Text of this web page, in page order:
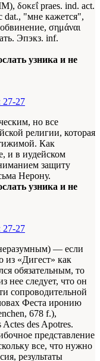
δοκεΐ praes. ind. act.
dat., "мне кажется",
σημάναι
Эпэкз. inf.
узника и не
27-27
но все
религии, которая
Как
и в иудейском
защиту
Нерону.
узника и не
27-27
неразумным) — если
из «Дигест» как
обязательным, то
нее следует, что он
сопроводительной
Феста иронию
678 f.),
des Apotres.
представление
все, что нужно
результаты